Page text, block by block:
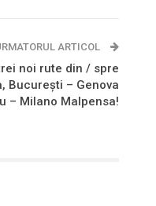
ARTICOL
noi rute din / spre
București – Genova
– Milano Malpensa!